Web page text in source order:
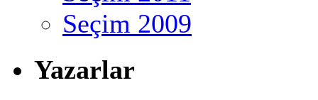
Seçim 2009
Yazarlar